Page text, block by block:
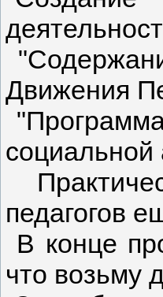
Движения
педагогов
В конце
что возьму